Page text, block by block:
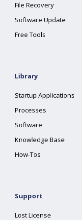
File Recovery
Software Update
Free Tools
Library
Startup Applications
Processes
Software
Knowledge Base
How-Tos
Support
Lost License